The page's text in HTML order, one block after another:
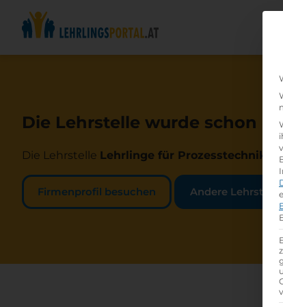
Die Lehrstelle wurde schon
Die Lehrstelle Lehrlinge für Prozesstechnik
Firmenprofil besuchen Andere